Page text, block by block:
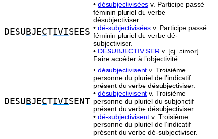
DESU BJECTIVISEES
• désubjectivisées v. Participe passé
féminin pluriel du verbe
désubjectiviser.
• dé-subjectivisées v. Participe passé
féminin pluriel du verbe dé-
subjectiviser.
• DÉSUBJECTIVISER v. [cj. aimer].
Faire accéder à l’objectivité.
DESU BJECTIVISENT
• désubjectivisent v. Troisième
personne du pluriel de l’indicatif
présent du verbe désubjectiviser.
• désubjectivisent v. Troisième
personne du pluriel du subjonctif
présent du verbe désubjectiviser.
• dé-subjectivisent v. Troisième
personne du pluriel de l’indicatif
présent du verbe dé-subjectiviser.